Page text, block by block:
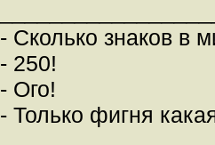
- Сколько знаков в
- 250!
- Ого!
- Только фигня